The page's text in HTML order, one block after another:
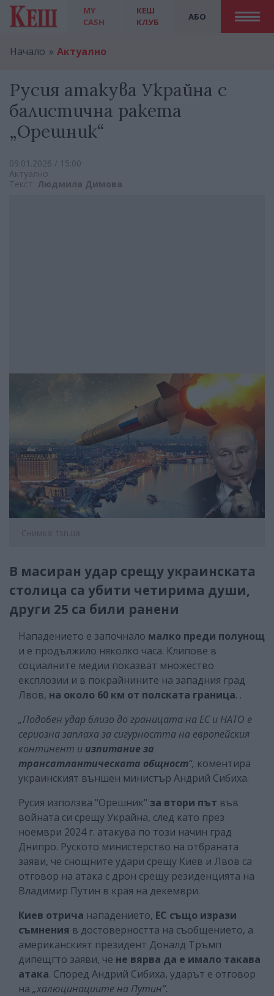
MY
CASH
АБО
КЕШ
КЛУБ
Начало Актуално
Русия атакува Украйна с
балистична ракета
„Орешник“
09.01.2026 / 15:00
Актуално
Текст: Людмила Димова
Снимка: tsn.ua
В масиран удар срещу украинската
столица са убити четирима души,
други 25 са били ранени
Нападението е започнало малко преди полунощ
и е продължило няколко часа. Клипове в
социалните медии показват множество
експлозии и в покрайнините на западния град
Лвов, на около 60 км от полската граница. .
„Подобен удар близо до границата на ЕС и НАТО е
сериозна заплаха за сигурността на европейския
континент и изпитание за
трансатлантическата общност“, коментира
украинският външен министър Андрий Сибиха.
Русия използва "Орешник" за втори път във
войната си срещу Украйна, след като през
ноември 2024 г. атакува по този начин град
Днипро. Руското министерство на отбраната
заяви, че снощните удари срещу Киев и Лвов са
отговор на атака с дрон срещу резиденцията на
Владимир Путин в края на декември.
Киев отрича нападението, ЕС също изрази
съмнения в достоверността на съобщението, а
американският президент Доналд Тръмп
дипещгто заяви, че не вярва да е имало такава
атака. Според Андрий Сибиха, ударът е отговор
на „халюцинациите на Путин”.